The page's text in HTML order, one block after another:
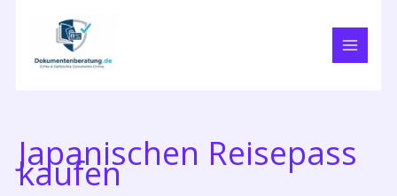
Japanischen Reisepass
kaufen